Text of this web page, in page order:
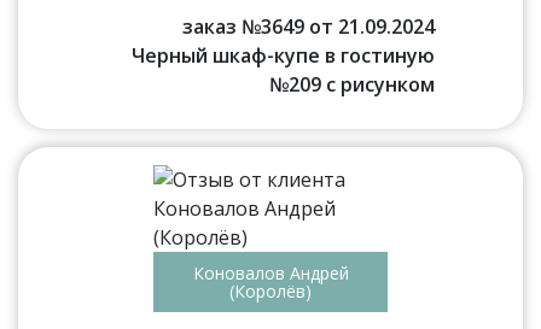
заказ №3649 от 21.09.2024
Черный шкаф-купе в гостиную
№209 с рисунком
Коновалов Андрей
(Королёв)